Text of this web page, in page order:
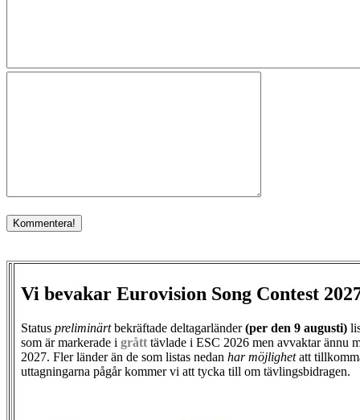
Vi bevakar Eurovision Song Contest
Status preliminärtbekräftade deltagarländer(per den 9 augusti)
som är markerade i grått tävlade i ESC 2026 men avvaktar ännu
2027. Fler länder än de som listas nedan har möjlighetatt
uttagningarna pågår kommer vi att tycka till om tävlingsbidragen.